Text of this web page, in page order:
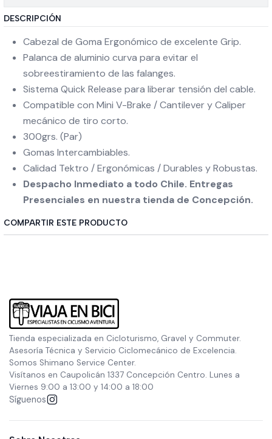
DESCRIPCIÓN
Cabezal de Goma Ergonómico de excelente Grip.
Palanca de aluminio curva para evitar el
sobreestiramiento de las falanges.
Sistema Quick Release para liberar tensión del cable.
Compatible con Mini V-Brake / Cantilever y Caliper
mecánico de tiro corto.
300grs. (Par)
Gomas Intercambiables.
Calidad Tektro / Ergonómicas / Durables y Robustas.
Despacho Inmediato a todo Chile. Entregas
Presenciales en nuestra tienda de Concepción.
COMPARTIR ESTE PRODUCTO
Tienda especializada en Cicloturismo, Gravel y Commuter.
Asesoría Técnica y Servicio Ciclomecánico de Excelencia.
Somos Shimano Service Center.
Visítanos en Caupolicán 1337 Concepción Centro. Lunes a
Viernes 9:00 a 13:00 y 14:00 a 18:00
Síguenos